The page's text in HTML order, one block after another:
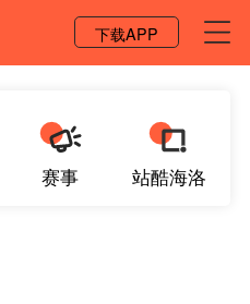
下载APP
赛事 站酷海洛